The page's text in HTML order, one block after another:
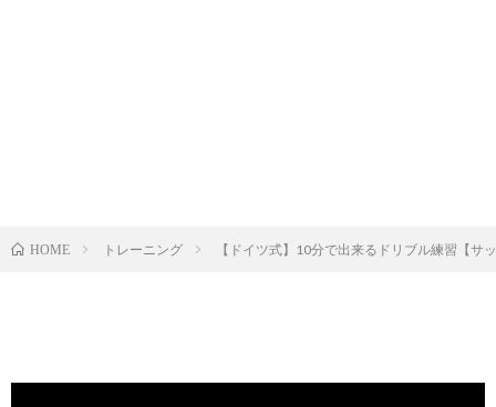
HOME トレーニング 【ドイツ式】10分で出来るドリブル練習【サ